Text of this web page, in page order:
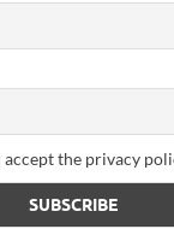
accept the privacy